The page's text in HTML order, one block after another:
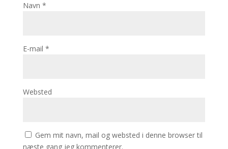
Navn *
E-mail *
Websted
Gem mit navn, mail og websted i denne browser til
næste gang jeg kommenterer.